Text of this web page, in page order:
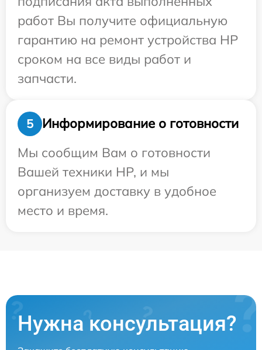
работ Вы получите официальную
гарантию на ремонт устройства HP
сроком на все виды работ и
запчасти.
5
Информирование о готовности
Мы сообщим Вам о готовности
Вашей техники HP, и мы
организуем доставку в удобное
место и время.
Нужна консультация?